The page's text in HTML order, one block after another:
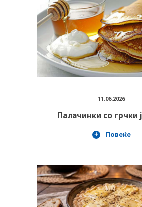
11.06.2026
Палачинки со грчки
Повеќе